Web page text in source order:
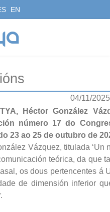
EN
04/11/2025
Héctor González
número 17 do
23 ao 25 de outubro de
Vázquez, titulada ‘Un
teórica, da que
os dous pertencentes á
de dimensión inferior